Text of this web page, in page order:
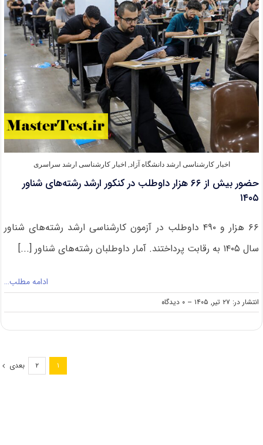
داوطلبان
کنکور
ارشد
۱۴۰۵
استان‌های
جنوبی
اخبار کارشناسی ارشد دانشگاه آزاد ,اخبار کارشناسی ارشد سراسری
حضور بیش از ۶۶ هزار داوطلب در کنکور ارشد رشته‌های شناور
۱۴۰۵
۶۶ هزار و ۴۹۰ داوطلب در آزمون کارشناسی ارشد رشته‌های شناور
سال ۱۴۰۵ به رقابت پرداختند. آمار داوطلبان رشته‌های شناور [...]
ادامه مطلب…
انتشار در: ۲۷ تیر, ۱۴۰۵ -- ۰ دیدگاه
on
حضور
۱ ۲ بعدی